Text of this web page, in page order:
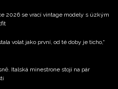
2026 se vrací vintage modely s úzkým
volat jako první, od té doby je ticho,“
Italská minestrone stojí na pár